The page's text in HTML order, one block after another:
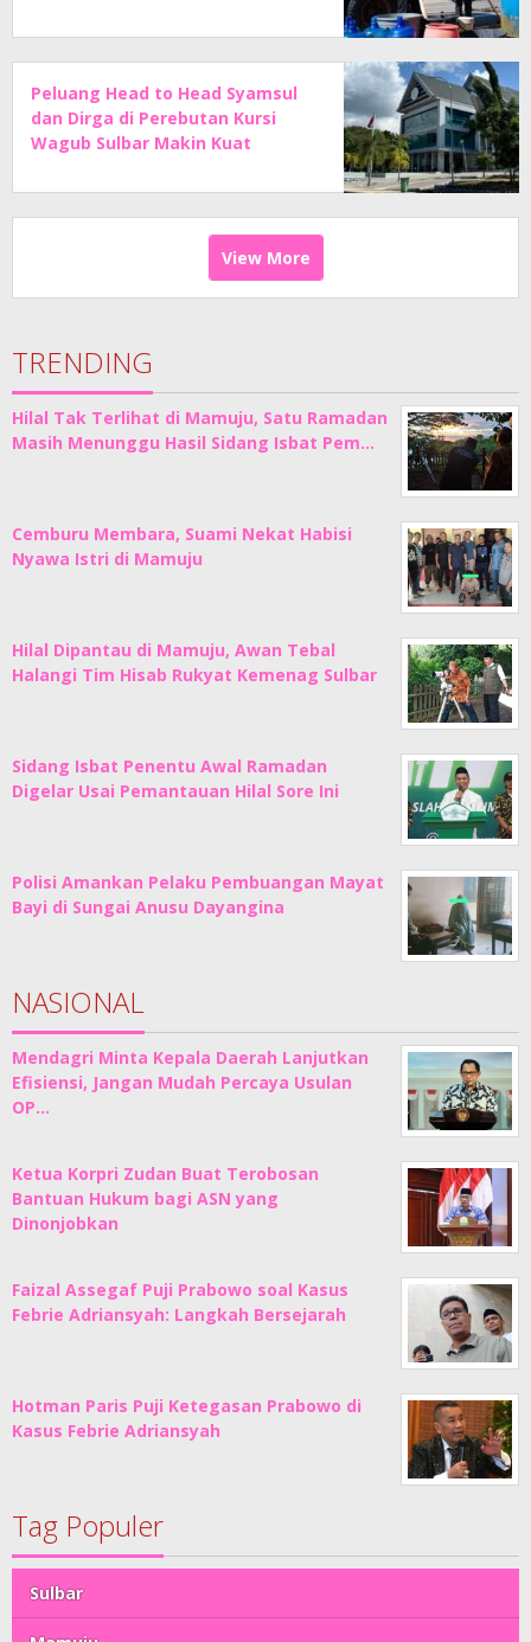
Peluang Head to Head Syamsul
dan Dirga di Perebutan Kursi
Wagub Sulbar Makin Kuat
View More
TRENDING
Hilal Tak Terlihat di Mamuju, Satu Ramadan
Masih Menunggu Hasil Sidang Isbat Pem…
Cemburu Membara, Suami Nekat Habisi
Nyawa Istri di Mamuju
Hilal Dipantau di Mamuju, Awan Tebal
Halangi Tim Hisab Rukyat Kemenag Sulbar
Sidang Isbat Penentu Awal Ramadan
Digelar Usai Pemantauan Hilal Sore Ini
Polisi Amankan Pelaku Pembuangan Mayat
Bayi di Sungai Anusu Dayangina
NASIONAL
Mendagri Minta Kepala Daerah Lanjutkan
Efisiensi, Jangan Mudah Percaya Usulan
OP…
Ketua Korpri Zudan Buat Terobosan
Bantuan Hukum bagi ASN yang
Dinonjobkan
Faizal Assegaf Puji Prabowo soal Kasus
Febrie Adriansyah: Langkah Bersejarah
Hotman Paris Puji Ketegasan Prabowo di
Kasus Febrie Adriansyah
Tag Populer
Sulbar